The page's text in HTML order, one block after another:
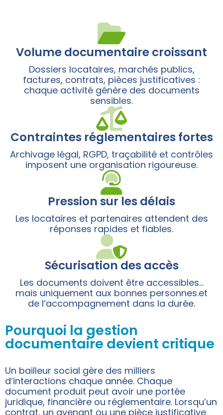
Volume documentaire croissant
Dossiers locataires, marchés publics,
factures, contrats, pièces justificatives :
chaque activité génère des documents
sensibles.
Contraintes réglementaires fortes
Archivage légal, RGPD, traçabilité et contrôles
imposent une organisation rigoureuse.
Pression sur les délais
Les locataires et partenaires attendent des
réponses rapides et fiables.
Sécurisation des accès
Les documents doivent être accessibles…
mais uniquement aux bonnes personnes.et
de l’accompagnement dans la durée.
Pourquoi la gestion
documentaire devient critique
Un bailleur social gère des milliers
d’interactions chaque année. Chaque
document produit peut avoir une portée
juridique, financière ou réglementaire. Lorsqu’un
contrat, un avenant ou une pièce justificative